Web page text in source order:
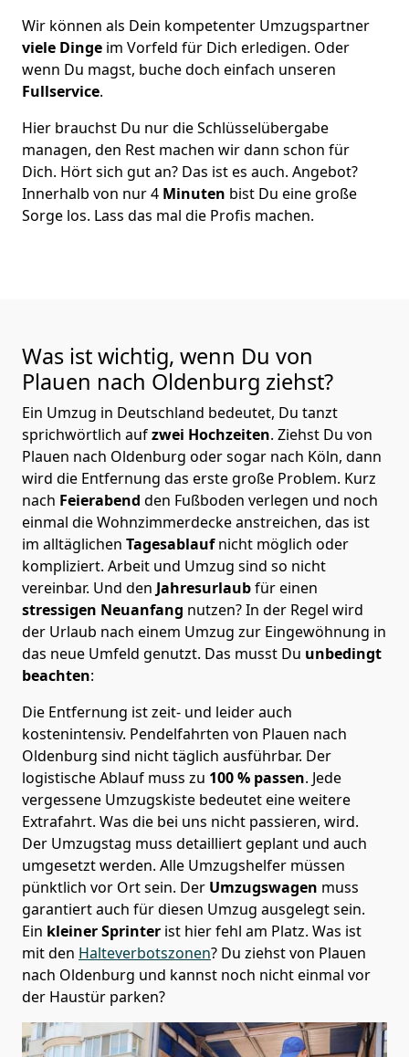
Wir können als Dein kompetenter Umzugspartner
viele Dinge im Vorfeld für Dich erledigen. Oder
wenn Du magst, buche doch einfach unseren
Fullservice.
Hier brauchst Du nur die Schlüsselübergabe
managen, den Rest machen wir dann schon für
Dich. Hört sich gut an? Das ist es auch. Angebot?
Innerhalb von nur 4 Minuten bist Du eine große
Sorge los. Lass das mal die Profis machen.
Was ist wichtig, wenn Du von
Plauen nach Oldenburg ziehst?
Ein Umzug in Deutschland bedeutet, Du tanzt
sprichwörtlich aufzwei Hochzeiten. Ziehst Du von
Plauen nach Oldenburg oder sogar nach Köln, dann
wird die Entfernung das erste große Problem. Kurz
nach Feierabend den Fußboden verlegen und noch
einmal die Wohnzimmerdecke anstreichen, das ist
im alltäglichen Tagesablaufnicht möglich oder
kompliziert. Arbeit und Umzug sind so nicht
vereinbar. Und den Jahresurlaubfür einen
stressigen Neuanfang nutzen? In der Regel wird
der Urlaub nach einem Umzug zur Eingewöhnung in
das neue Umfeld genutzt. Das musst Du unbedingt
beachten:
Die Entfernung ist zeit- und leider auch
kostenintensiv. Pendelfahrten von Plauen nach
Oldenburg sind nicht täglich ausführbar. Der
logistische Ablauf muss zu 100 % passen. Jede
vergessene Umzugskiste bedeutet eine weitere
Extrafahrt. Was die bei uns nicht passieren, wird.
Der Umzugstag muss detailliert geplant und auch
umgesetzt werden. Alle Umzugshelfer müssen
pünktlich vor Ort sein. Der Umzugswagen muss
garantiert auch für diesen Umzug ausgelegt sein.
Ein kleiner Sprinter ist hier fehl am Platz. Was ist
mit den Halteverbotszonen? Du ziehst von Plauen
nach Oldenburg und kannst noch nicht einmal vor
der Haustür parken?